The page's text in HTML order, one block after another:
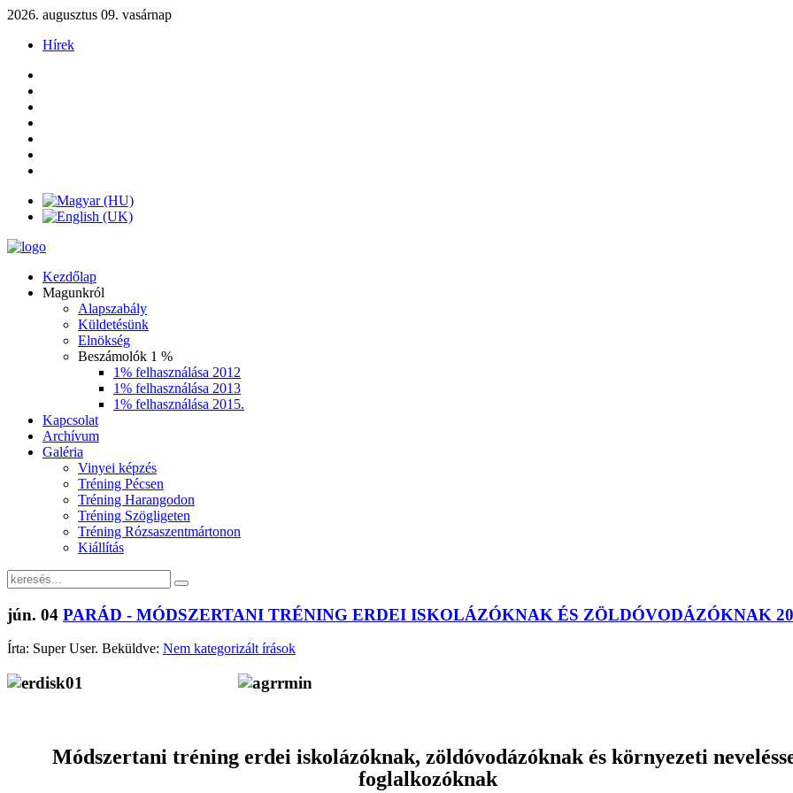
2026. augusztus 09. vasárnap
Hírek
Kezdőlap
Magunkról
Alapszabály
Küldetésünk
Elnökség
Beszámolók 1 %
1% felhasználása 2012
1% felhasználása 2013
1% felhasználása 2015.
Kapcsolat
Archívum
Galéria
Vinyei képzés
Tréning Pécsen
Tréning Harangodon
Tréning Szögligeten
Tréning Rózsaszentmártonon
Kiállítás
jún. 04 PARÁD - MÓDSZERTANI TRÉNING ERDEI ISKOLÁZÓKNAK ÉS ZÖLDÓVODÁZÓKNAK
Írta: Super User. Beküldve: Nem kategorizált írások
Módszertani tréning erdei iskolázóknak, zöldóvodázóknak és környezeti
foglalkozóknak